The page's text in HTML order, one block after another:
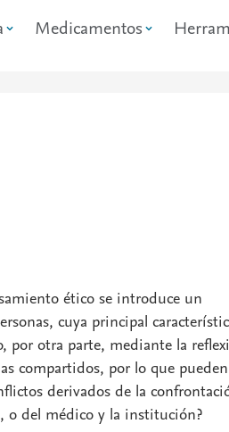
Medicamentos
ético se introduce un
cuya principal
por otra parte, mediante la
compartidos, por lo que pueden
derivados de la
o del médico y la institución?